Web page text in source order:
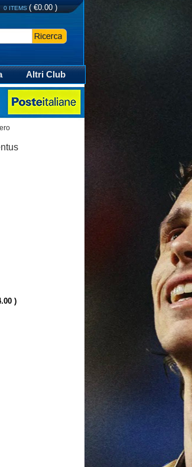
0 ITEMS ( €0.00 )
Altri Club
)